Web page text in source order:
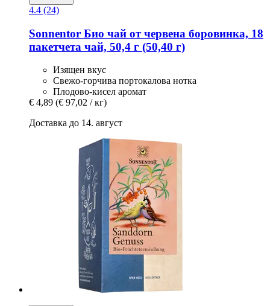
4.4 (24)
Sonnentor Био чай от червена боровинка, 18
пакетчета чай, 50,4 г (50,40 г)
Изящен вкус
Свежо-горчива портокалова нотка
Плодово-кисел аромат
€ 4,89 (€ 97,02 / кг)
Доставка до 14. август